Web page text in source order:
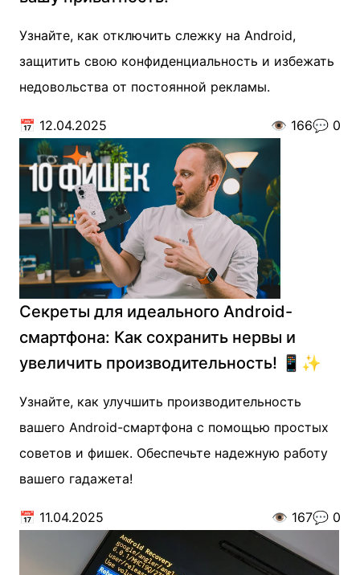
Узнайте, как отключить слежку на Android,
защитить свою конфиденциальность и избежать
недовольства от постоянной рекламы.
📅 12.04.2025 👁️ 166💬 0
Секреты для идеального Android-
смартфона: Как сохранить нервы и
увеличить производительность! 📱✨
Узнайте, как улучшить производительность
вашего Android-смартфона с помощью простых
советов и фишек. Обеспечьте надежную работу
вашего гадажета!
📅 11.04.2025 👁️ 167💬 0